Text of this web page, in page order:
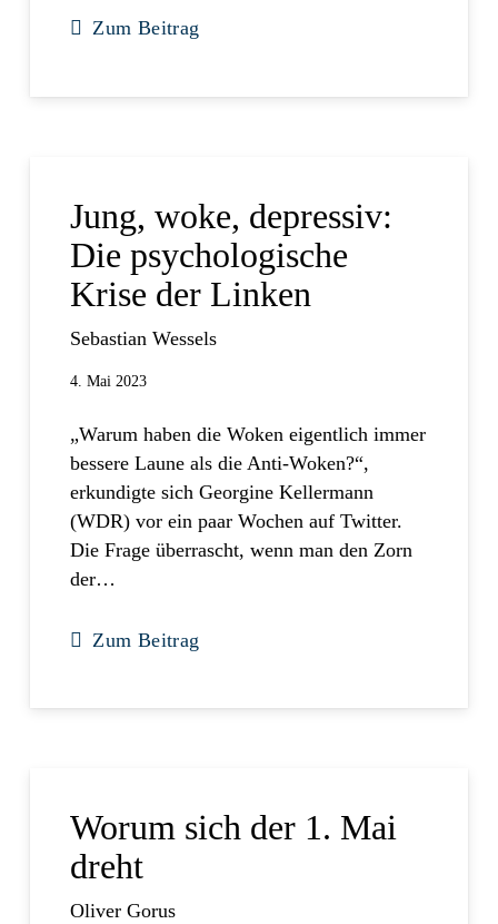
Zum Beitrag
Jung, woke, depressiv:
Die psychologische
Krise der Linken
Sebastian Wessels
4. Mai 2023
„Warum haben die Woken eigentlich immer
bessere Laune als die Anti-Woken?“,
erkundigte sich Georgine Kellermann
(WDR) vor ein paar Wochen auf Twitter.
Die Frage überrascht, wenn man den Zorn
der…
Zum Beitrag
Worum sich der 1. Mai
dreht
Oliver Gorus